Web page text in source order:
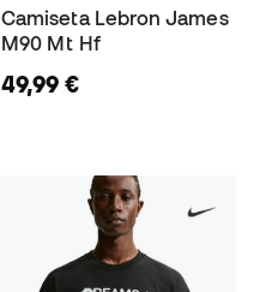
Camiseta Lebron James
M90 Mt Hf
49,99 €